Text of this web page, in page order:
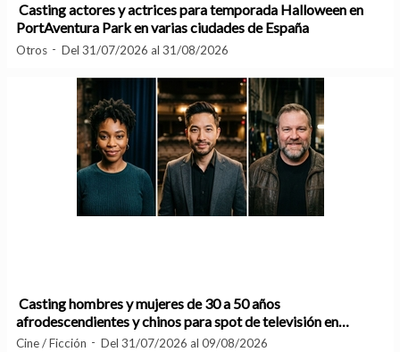
Casting actores y actrices para temporada Halloween en
PortAventura Park en varias ciudades de España
Otros Del 31/07/2026 al 31/08/2026
Casting hombres y mujeres de 30 a 50 años
afrodescendientes y chinos para spot de televisión en
Madrid
Cine / Ficción Del 31/07/2026 al 09/08/2026